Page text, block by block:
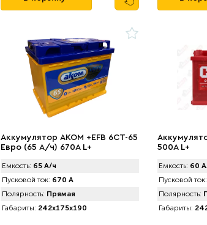
Аккумулятор AKOM +EFB 6CT-65
Евро (65 А/ч) 670А L+
Емкость: 65 А/ч
Пусковой ток: 670 А
Полярность: Прямая
Габариты: 242x175x190
500A L+
Емкость: 60
Пусковой ток:
Полярность:
Габариты: